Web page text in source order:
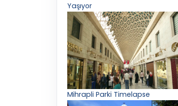
Yaşıyor
Mihrapli Parki Timelapse